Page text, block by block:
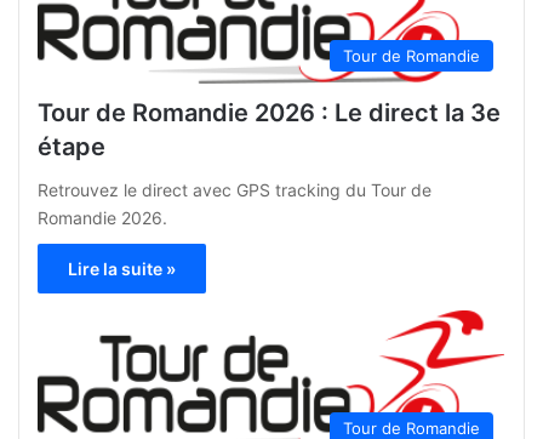
Tour de Romandie
Tour de Romandie 2026 : Le direct la 3e
étape
Retrouvez le direct avec GPS tracking du Tour de
Romandie 2026.
Lire la suite »
Tour de Romandie